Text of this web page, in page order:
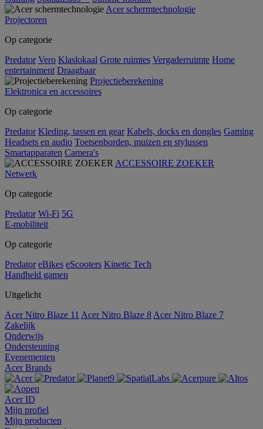
Acer schermtechnologie
Projectoren
Op categorie
Predator Vero Klaslokaal Grote ruimtes Vergaderruimte Home
entertainment Draagbaar
Projectieberekening
Elektronica en accessoires
Op categorie
Predator Kleding, tassen en gear Kabels, docks en dongles Gaming
Headsets en audio Toetsenborden, muizen en stylussen
Smartapparaten Camera's
ACCESSOIRE ZOEKER
Netwerk
Op categorie
Predator Wi-Fi 5G
E-mobiliteit
Op categorie
Predator eBikes eScooters Kinetic Tech
Handheld gamen
Uitgelicht
Acer Nitro Blaze 11 Acer Nitro Blaze 8 Acer Nitro Blaze 7
Zakelijk
Onderwijs
Ondersteuning
Evenementen
Acer Brands
Acer ID
Mijn profiel
Mijn producten